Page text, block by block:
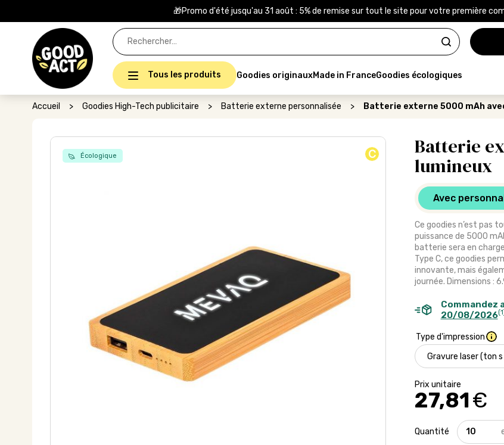
🎁Promo d'été jusqu'au 31 août : 5% de remise sur tout le site pour votre première
Rechercher :
Tous les produits Goodies originauxMade in FranceGoodies écologiques
Accueil > Goodies High-Tech publicitaire > Batterie externe personnalisée > Batterie externe 5000 mAh
Écologique C
Batterie
lumineux
Avec
Ce goodies n’est pas
puissance de 5000
batterie sera en
Type C, ce goodies
innovante, mais
journée. Dimensions :
Commandez
20/08/2026
Type d'impression
27,81€
quantité
de